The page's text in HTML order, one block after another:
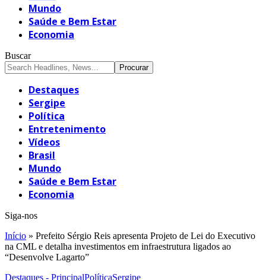
Mundo
Saúde e Bem Estar
Economia
Buscar
Destaques
Sergipe
Política
Entretenimento
Vídeos
Brasil
Mundo
Saúde e Bem Estar
Economia
Siga-nos
Início » Prefeito Sérgio Reis apresenta Projeto de Lei do Executivo
na CML e detalha investimentos em infraestrutura ligados ao
“Desenvolve Lagarto”
Destaques - PrincipalPolíticaSergipe